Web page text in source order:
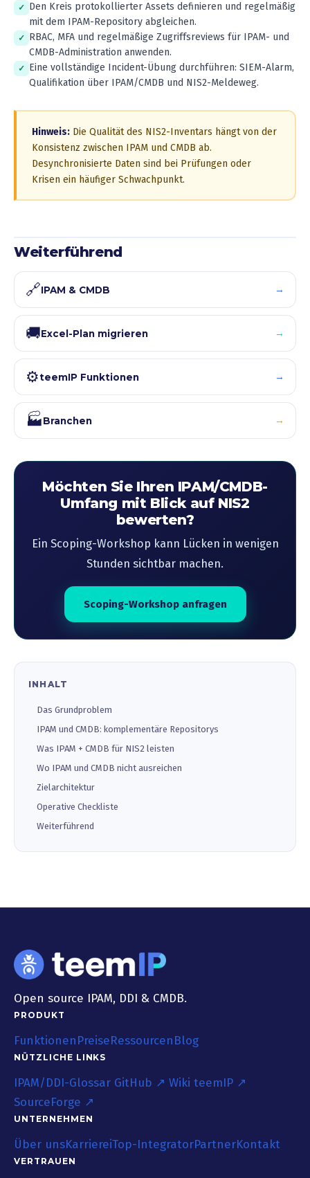
Den Kreis protokollierter Assets definieren und regelmäßig
mit dem IPAM-Repository abgleichen.
RBAC, MFA und regelmäßige Zugriffsreviews für IPAM- und
CMDB-Administration anwenden.
Eine vollständige Incident-Übung durchführen: SIEM-Alarm,
Qualifikation über IPAM/CMDB und NIS2-Meldeweg.
Hinweis: Die Qualität des NIS2-Inventars hängt von der
Konsistenz zwischen IPAM und CMDB ab.
Desynchronisierte Daten sind bei Prüfungen oder
Krisen ein häufiger Schwachpunkt.
Weiterführend
🔗IPAM & CMDB →
🚚Excel-Plan migrieren →
⚙️teemIP Funktionen →
🏭Branchen →
Möchten Sie Ihren IPAM/CMDB-
Umfang mit Blick auf NIS2
bewerten?
Ein Scoping-Workshop kann Lücken in wenigen
Stunden sichtbar machen.
Scoping-Workshop anfragen
INHALT
Das Grundproblem
IPAM und CMDB: komplementäre Repositorys
Was IPAM + CMDB für NIS2 leisten
Wo IPAM und CMDB nicht ausreichen
Zielarchitektur
Operative Checkliste
Weiterführend
Open source IPAM, DDI & CMDB.
PRODUKT
FunktionenPreiseRessourcenBlog
NÜTZLICHE LINKS
IPAM/DDI-Glossar GitHub ↗ Wiki teemIP ↗
SourceForge ↗
UNTERNEHMEN
Über unsKarriereiTop-IntegratorPartnerKontakt
VERTRAUEN